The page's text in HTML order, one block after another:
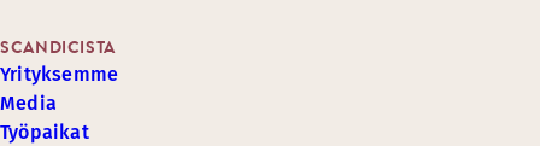
SCANDICISTA
Yrityksemme
Media
Työpaikat